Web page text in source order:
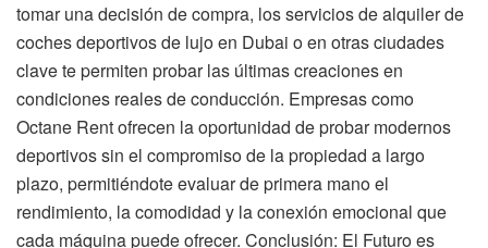
tomar una decisión de compra, los servicios de alquiler de
coches deportivos de lujo en Dubai o en otras ciudades
clave te permiten probar las últimas creaciones en
condiciones reales de conducción. Empresas como
Octane Rent ofrecen la oportunidad de probar modernos
deportivos sin el compromiso de la propiedad a largo
plazo, permitiéndote evaluar de primera mano el
rendimiento, la comodidad y la conexión emocional que
cada máquina puede ofrecer. Conclusión: El Futuro es